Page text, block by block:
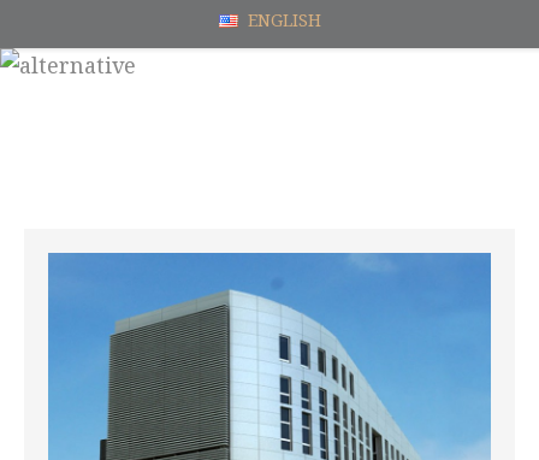
ENGLISH